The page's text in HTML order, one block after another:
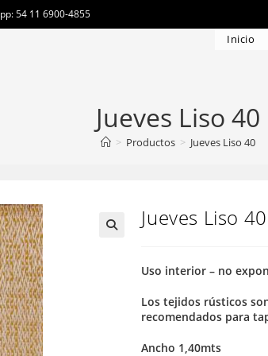
54 11 6900-4855
Inicio
Jueves Liso 40
> Productos > Jueves Liso 40
Jueves Liso 40
Uso interior – no
Los tejidos rústicos
recomendados para
Ancho 1,40mts